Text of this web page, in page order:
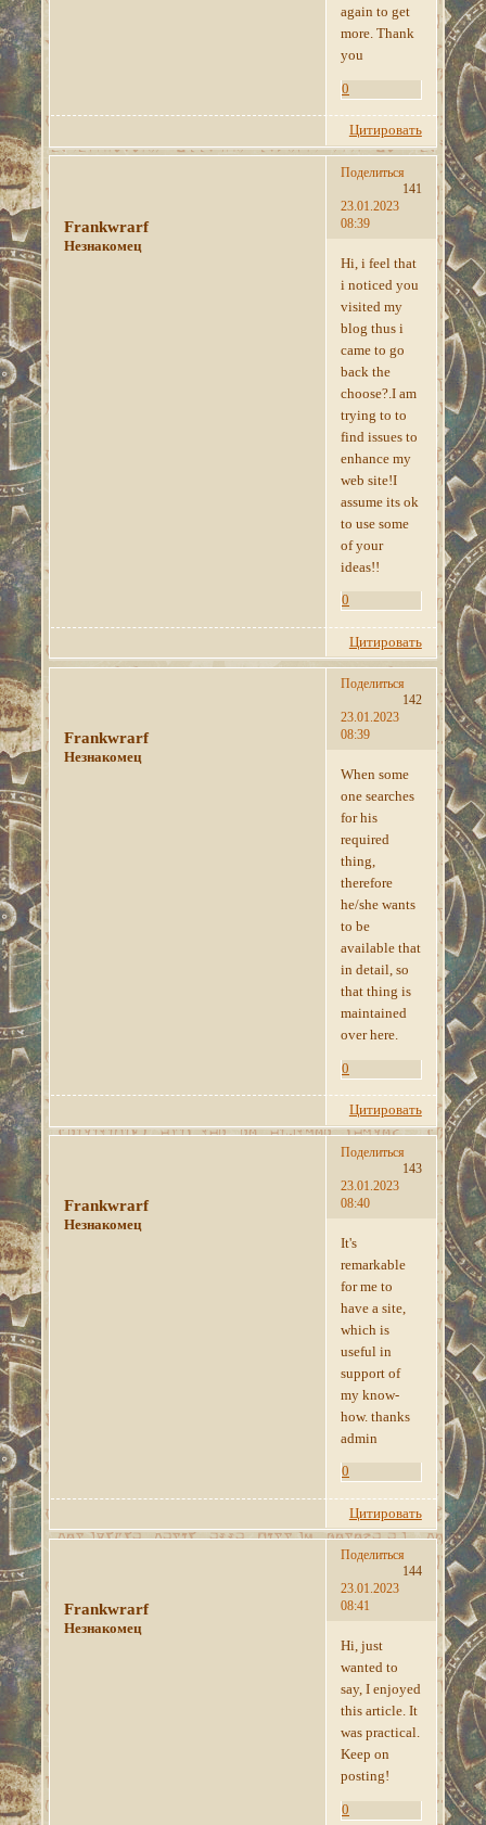
again to get
more. Thank
you
0
Цитировать
Поделиться
141
23.01.2023
08:39
Frankwrarf
Незнакомец
Hi, i feel that
i noticed you
visited my
blog thus i
came to go
back the
choose?.I am
trying to to
find issues to
enhance my
web site!I
assume its ok
to use some
of your
ideas!!
0
Цитировать
Поделиться
142
23.01.2023
08:39
Frankwrarf
Незнакомец
When some
one searches
for his
required
thing,
therefore
he/she wants
to be
available that
in detail, so
that thing is
maintained
over here.
0
Цитировать
Поделиться
143
23.01.2023
08:40
Frankwrarf
Незнакомец
It's
remarkable
for me to
have a site,
which is
useful in
support of
my know-
how. thanks
admin
0
Цитировать
Поделиться
144
23.01.2023
08:41
Frankwrarf
Незнакомец
Hi, just
wanted to
say, I enjoyed
this article. It
was practical.
Keep on
posting!
0